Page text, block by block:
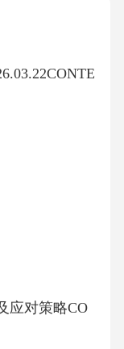
应对策略CO